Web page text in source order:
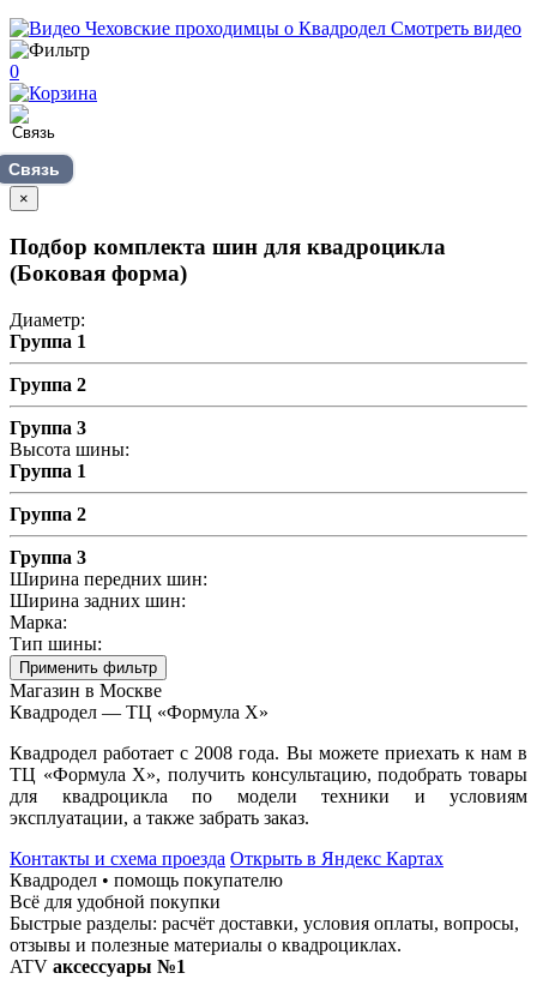
Смотреть видео
0
Связь
×
Подбор комплекта шин для квадроцикла
(Боковая форма)
Диаметр:
Группа 1
Группа 2
Группа 3
Высота шины:
Группа 1
Группа 2
Группа 3
Ширина передних шин:
Ширина задних шин:
Марка:
Тип шины:
Применить фильтр
Магазин в Москве
Квадродел — ТЦ «Формула Х»
Квадродел работает с 2008 года. Вы можете приехать к нам в
ТЦ «Формула Х», получить консультацию, подобрать товары
для квадроцикла по модели техники и условиям
эксплуатации, а также забрать заказ.
Контакты и схема проезда Открыть в Яндекс Картах
Квадродел • помощь покупателю
Всё для удобной покупки
Быстрые разделы: расчёт доставки, условия оплаты, вопросы,
отзывы и полезные материалы о квадроциклах.
ATV аксессуары №1